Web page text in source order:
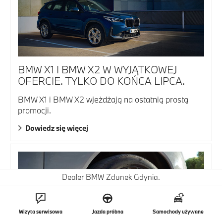
BMW X1 I BMW X2 W WYJĄTKOWEJ
OFERCIE. TYLKO DO KOŃCA LIPCA.
BMW X1 i BMW X2 wjeżdżają na ostatnią prostą
promocji.
Dowiedz się więcej
Dealer BMW Zdunek Gdynia.
Wizyta serwisowa Jazda próbna Samochody używane